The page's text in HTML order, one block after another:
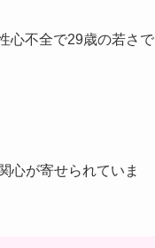
心不全で29歳の若さで
心が寄せられていま